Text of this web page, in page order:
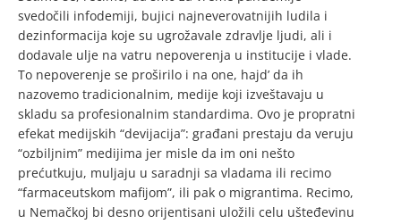
svedočili infodemiji, bujici najneverovatnijih ludila i
dezinformacija koje su ugrožavale zdravlje ljudi, ali i
dodavale ulje na vatru nepoverenja u institucije i vlade.
To nepoverenje se proširilo i na one, hajd’ da ih
nazovemo tradicionalnim, medije koji izveštavaju u
skladu sa profesionalnim standardima. Ovo je propratni
efekat medijskih “devijacija”: građani prestaju da veruju
“ozbiljnim” medijima jer misle da im oni nešto
prećutkuju, muljaju u saradnji sa vladama ili recimo
“farmaceutskom mafijom”, ili pak o migrantima. Recimo,
u Nemačkoj bi desno orijentisani uložili celu ušteđevinu